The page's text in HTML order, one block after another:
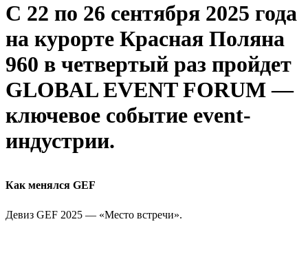
С 22 по 26 сентября 2025 года
на курорте Красная Поляна
960 в четвертый раз пройдет
GLOBAL EVENT FORUM —
ключевое событие event-
индустрии.
Как менялся GEF
Девиз GEF 2025 — «Место встречи».